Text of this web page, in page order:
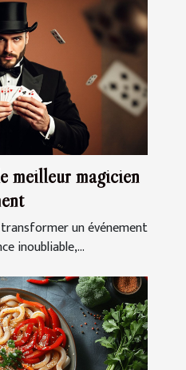
meilleur magicien
un événement
inoubliable,...